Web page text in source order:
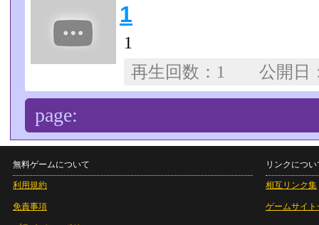
1
1
再生回数：1 公開
page:
無料ゲームについて
利用規約
免責事項
リンクについ
相互リンク集
ゲームサイト